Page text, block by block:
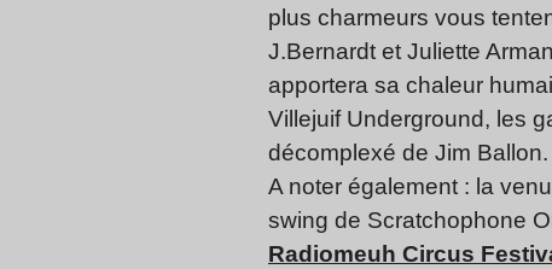
plus charmeurs vous
J.Bernardt et Juliette
apportera sa chaleur
Villejuif Underground, les
décomplexé de Jim Ballon.
A noter également : la
swing de Scratchophone
Radiomeuh Circus